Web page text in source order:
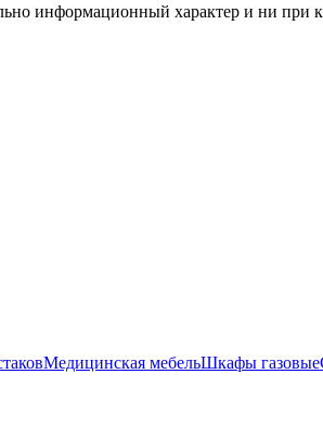
информационный характер и ни при
Медицинская мебельШкафы газовые